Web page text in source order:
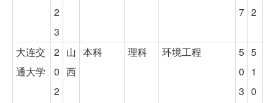
2
3
7 2
大连交
通大学
2
0
2
山
西
本科 理科 环境工程
5
0
3
5
1
0